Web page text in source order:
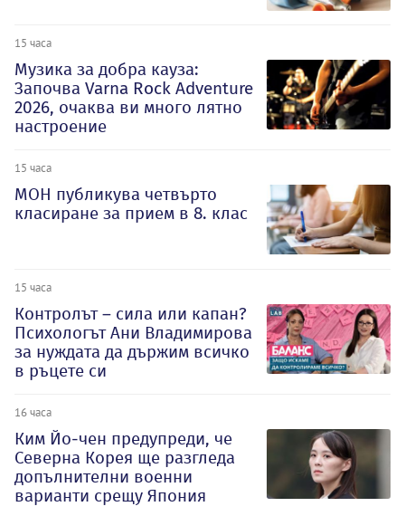
15 часа
Музика за добра кауза:
Започва Varna Rock Adventure
2026, очаква ви много лятно
настроение
15 часа
МОН публикува четвърто
класиране за прием в 8. клас
15 часа
Контролът – сила или капан?
Психологът Ани Владимирова
за нуждата да държим всичко
в ръцете си
16 часа
Ким Йо-чен предупреди, че
Северна Корея ще разгледа
допълнителни военни
варианти срещу Япония